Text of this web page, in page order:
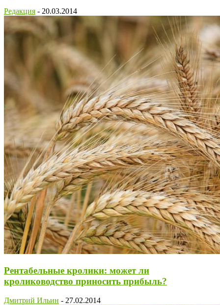
Редакция - 20.03.2014
Рентабельные кролики: может ли
кролиководство приносить прибыль?
Дмитрий Ильин - 27.02.2014